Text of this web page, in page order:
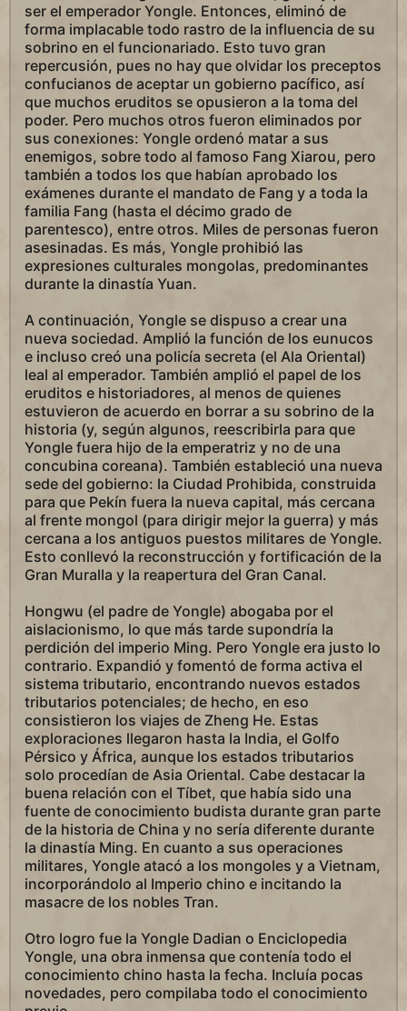
ser el emperador Yongle. Entonces, eliminó de
forma implacable todo rastro de la influencia de su
sobrino en el funcionariado. Esto tuvo gran
repercusión, pues no hay que olvidar los preceptos
confucianos de aceptar un gobierno pacífico, así
que muchos eruditos se opusieron a la toma del
poder. Pero muchos otros fueron eliminados por
sus conexiones: Yongle ordenó matar a sus
enemigos, sobre todo al famoso Fang Xiarou, pero
también a todos los que habían aprobado los
exámenes durante el mandato de Fang y a toda la
familia Fang (hasta el décimo grado de
parentesco), entre otros. Miles de personas fueron
asesinadas. Es más, Yongle prohibió las
expresiones culturales mongolas, predominantes
durante la dinastía Yuan.
A continuación, Yongle se dispuso a crear una
nueva sociedad. Amplió la función de los eunucos
e incluso creó una policía secreta (el Ala Oriental)
leal al emperador. También amplió el papel de los
eruditos e historiadores, al menos de quienes
estuvieron de acuerdo en borrar a su sobrino de la
historia (y, según algunos, reescribirla para que
Yongle fuera hijo de la emperatriz y no de una
concubina coreana). También estableció una nueva
sede del gobierno: la Ciudad Prohibida, construida
para que Pekín fuera la nueva capital, más cercana
al frente mongol (para dirigir mejor la guerra) y más
cercana a los antiguos puestos militares de Yongle.
Esto conllevó la reconstrucción y fortificación de la
Gran Muralla y la reapertura del Gran Canal.
Hongwu (el padre de Yongle) abogaba por el
aislacionismo, lo que más tarde supondría la
perdición del imperio Ming. Pero Yongle era justo lo
contrario. Expandió y fomentó de forma activa el
sistema tributario, encontrando nuevos estados
tributarios potenciales; de hecho, en eso
consistieron los viajes de Zheng He. Estas
exploraciones llegaron hasta la India, el Golfo
Pérsico y África, aunque los estados tributarios
solo procedían de Asia Oriental. Cabe destacar la
buena relación con el Tíbet, que había sido una
fuente de conocimiento budista durante gran parte
de la historia de China y no sería diferente durante
la dinastía Ming. En cuanto a sus operaciones
militares, Yongle atacó a los mongoles y a Vietnam,
incorporándolo al Imperio chino e incitando la
masacre de los nobles Tran.
Otro logro fue la Yongle Dadian o Enciclopedia
Yongle, una obra inmensa que contenía todo el
conocimiento chino hasta la fecha. Incluía pocas
novedades, pero compilaba todo el conocimiento